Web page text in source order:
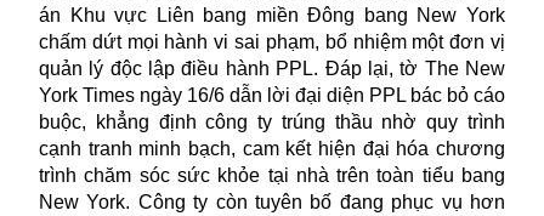
án Khu vực Liên bang miền Đông bang New York
chấm dứt mọi hành vi sai phạm, bổ nhiệm một đơn vị
quản lý độc lập điều hành PPL. Đáp lại, tờ The New
York Times ngày 16/6 dẫn lời đại diện PPL bác bỏ cáo
buộc, khẳng định công ty trúng thầu nhờ quy trình
cạnh tranh minh bạch, cam kết hiện đại hóa chương
trình chăm sóc sức khỏe tại nhà trên toàn tiểu bang
New York. Công ty còn tuyên bố đang phục vụ hơn